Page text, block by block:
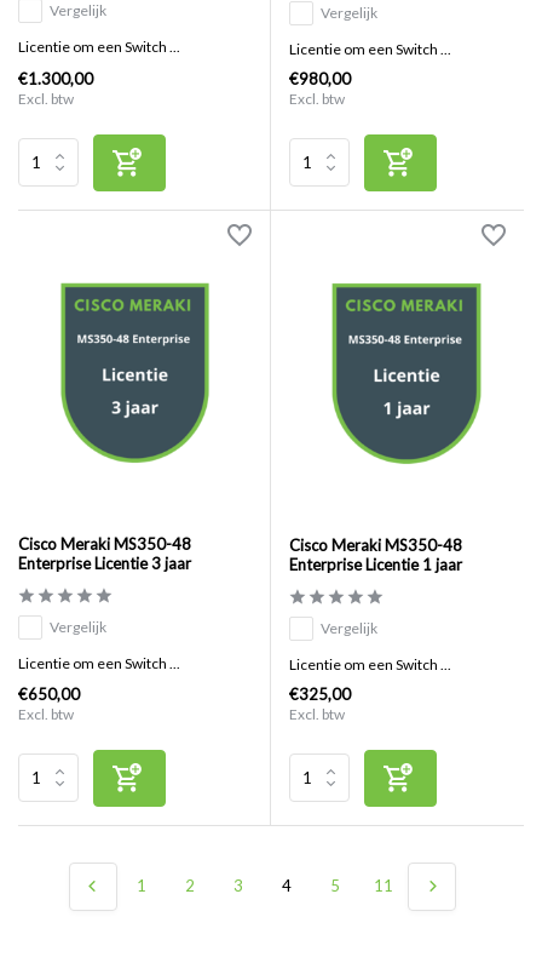
Vergelijk
Licentie om een Switch ...
€1.300,00
Excl. btw
Vergelijk
Licentie om een Switch ...
€980,00
Excl. btw
Cisco Meraki MS350-48
Enterprise Licentie 3 jaar
Vergelijk
Licentie om een Switch ...
€650,00
Excl. btw
Cisco Meraki MS350-48
Enterprise Licentie 1 jaar
Vergelijk
Licentie om een Switch ...
€325,00
Excl. btw
1 2 3 4 5 11